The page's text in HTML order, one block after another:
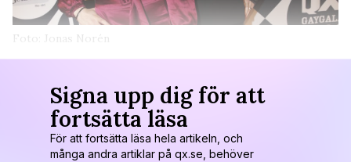
Foto: Jonas Norén
Signa upp dig för att
fortsätta läsa
För att fortsätta läsa hela artikeln, och
många andra artiklar på qx.se, behöver